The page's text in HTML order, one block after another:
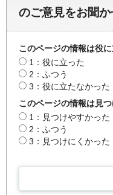
のご意見をお聞
このページの情報は役
1：役に立った
2：ふつう
3：役に立たなかった
このページの情報は見
1：見つけやすかった
2：ふつう
3：見つけにくかった